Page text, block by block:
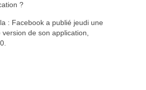
?
: Facebook a publié jeudi une
de son application,